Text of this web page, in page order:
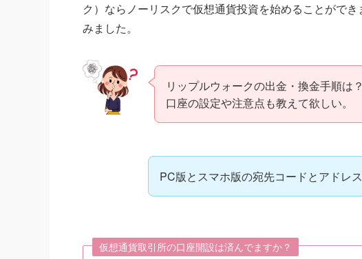
ク）ならノーリスクで仮想通貨投資を始めることがで
みました。
リップルウォークの出金・換金手順は？
口座の設定や注意点も教えて欲しい。
PC版とスマホ版の宛先コードとアドレ
仮想通貨取引所の口座開設は済んでますか？